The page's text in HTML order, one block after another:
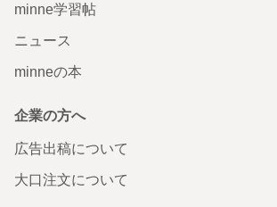
minne学習帖
ニュース
minneの本
企業の方へ
広告出稿について
大口注文について